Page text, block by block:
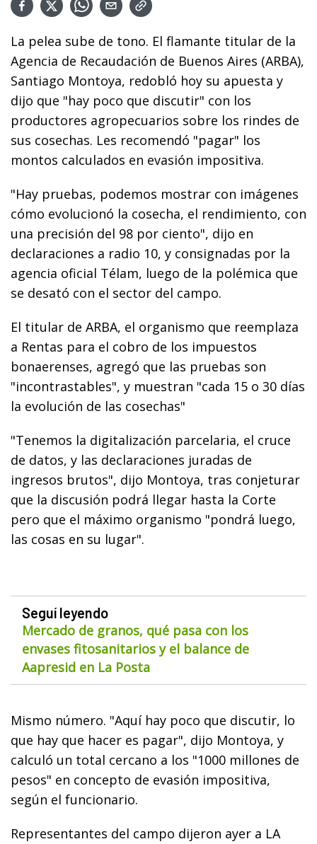
La pelea sube de tono. El flamante titular de la
Agencia de Recaudación de Buenos Aires (ARBA),
Santiago Montoya, redobló hoy su apuesta y
dijo que "hay poco que discutir" con los
productores agropecuarios sobre los rindes de
sus cosechas. Les recomendó "pagar" los
montos calculados en evasión impositiva.
"Hay pruebas, podemos mostrar con imágenes
cómo evolucionó la cosecha, el rendimiento, con
una precisión del 98 por ciento", dijo en
declaraciones a radio 10, y consignadas por la
agencia oficial Télam, luego de la polémica que
se desató con el sector del campo.
El titular de ARBA, el organismo que reemplaza
a Rentas para el cobro de los impuestos
bonaerenses, agregó que las pruebas son
"incontrastables", y muestran "cada 15 o 30 días
la evolución de las cosechas"
"Tenemos la digitalización parcelaria, el cruce
de datos, y las declaraciones juradas de
ingresos brutos", dijo Montoya, tras conjeturar
que la discusión podrá llegar hasta la Corte
pero que el máximo organismo "pondrá luego,
las cosas en su lugar".
Seguí leyendo
Mercado de granos, qué pasa con los
envases fitosanitarios y el balance de
Aapresid en La Posta
Mismo número. "Aquí hay poco que discutir, lo
que hay que hacer es pagar", dijo Montoya, y
calculó un total cercano a los "1000 millones de
pesos" en concepto de evasión impositiva,
según el funcionario.
Representantes del campo dijeron ayer a LA